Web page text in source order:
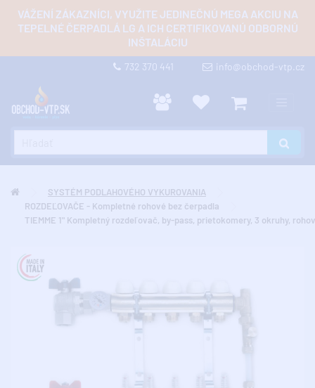
VÁŽENÍ ZÁKAZNÍCI, VYUŽITE JEDINEČNÚ MEGA AKCIU NA
TEPELNÉ ČERPADLÁ LG A ICH CERTIFIKOVANÚ ODBORNÚ
INŠTALÁCIU
732 370 441 info@obchod-vtp.cz
SYSTÉM PODLAHOVÉHO VYKUROVANIA
ROZDEĽOVAČE - Kompletné rohové bez čerpadla
TIEMME 1" Kompletný rozdeľovač, by-pass, prietokomery, 3 okruhy,